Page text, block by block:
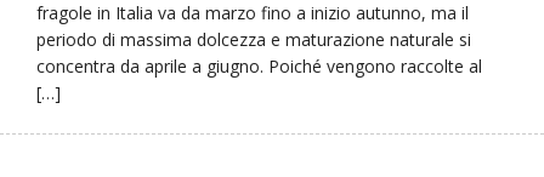
fragole in Italia va da marzo fino a inizio autunno, ma il
periodo di massima dolcezza e maturazione naturale si
concentra da aprile a giugno. Poiché vengono raccolte al
[…]